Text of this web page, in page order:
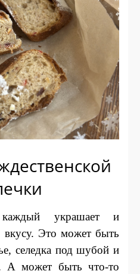
украшает и
вкусу. Это может быть
селедка под шубой и
А может быть что-то